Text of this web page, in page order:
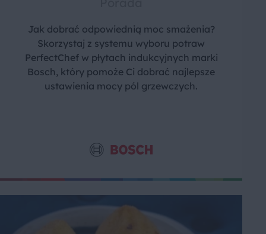
Jak dobrać odpowiednią moc smażenia?
Skorzystaj z systemu wyboru potraw
PerfectChef w płytach indukcyjnych marki
Bosch, który pomoże Ci dobrać najlepsze
ustawienia mocy pól grzewczych.